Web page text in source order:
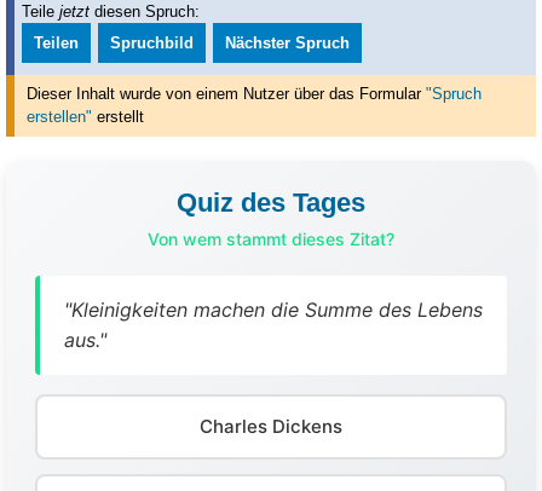
Teilejetzt diesen Spruch:
Teilen
Spruchbild Nächster Spruch
Dieser Inhalt wurde von einem Nutzer über das Formular "Spruch
erstellen" erstellt
Quiz des Tages
Von wem stammt dieses Zitat?
"Kleinigkeiten machen die Summe des Lebens
aus."
Charles Dickens